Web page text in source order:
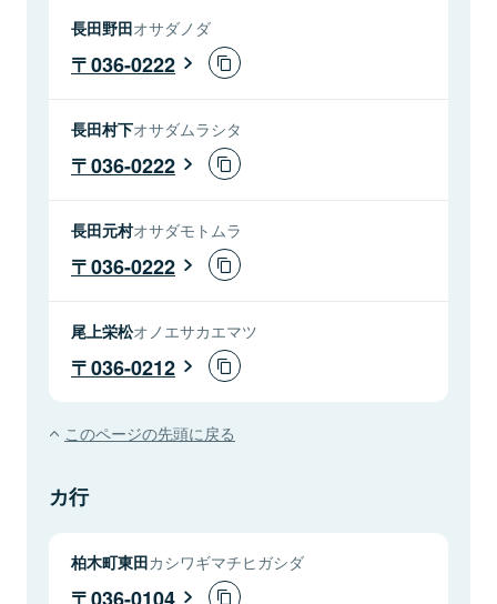
長田野田オサダノダ
036-0222
長田村下オサダムラシタ
036-0222
長田元村オサダモトムラ
036-0222
尾上栄松オノエサカエマツ
036-0212
このページの先頭に戻る
カ行
柏木町東田カシワギマチヒガシダ
036-0104